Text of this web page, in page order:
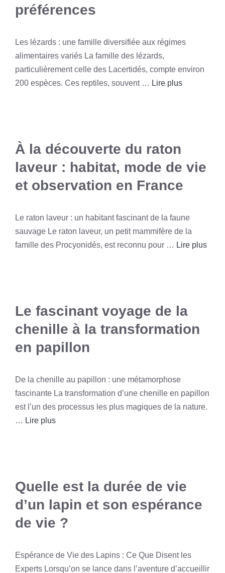
préférences
Les lézards : une famille diversifiée aux régimes
alimentaires variés La famille des lézards,
particulièrement celle des Lacertidés, compte environ
200 espèces. Ces reptiles, souvent … Lire plus
À la découverte du raton
laveur : habitat, mode de vie
et observation en France
Le raton laveur : un habitant fascinant de la faune
sauvage Le raton laveur, un petit mammifère de la
famille des Procyonidés, est reconnu pour … Lire plus
Le fascinant voyage de la
chenille à la transformation
en papillon
De la chenille au papillon : une métamorphose
fascinante La transformation d’une chenille en papillon
est l’un des processus les plus magiques de la nature.
… Lire plus
Quelle est la durée de vie
d’un lapin et son espérance
de vie ?
Espérance de Vie des Lapins : Ce Que Disent les
Experts Lorsqu’on se lance dans l’aventure d’accueillir